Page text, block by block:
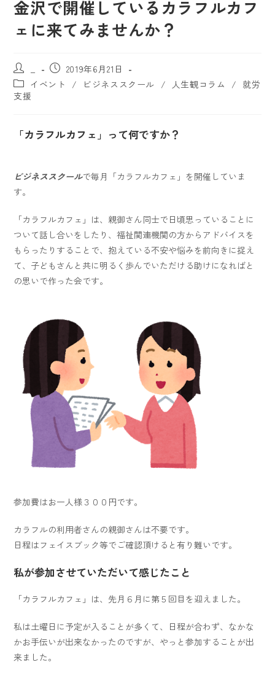
金沢で開催しているカラフルカフ
ェに来てみませんか？
2019年6月21日
イベント
/ ビジネススクール / 人生観コラム / 就労
支援
「カラフルカフェ」って何ですか？
ビジネススクールで毎月「カラフルカフェ」を開催していま
す。
「カラフルカフェ」は、親御さん同士で日頃思っていることに
ついて話し合いをしたり、福祉関連機関の方からアドバイスを
もらったりすることで、抱えている不安や悩みを前向きに捉え
て、子どもさんと共に明るく歩んでいただける助けになればと
の思いで作った会です。
参加費はお一人様３００円です。
カラフルの利用者さんの親御さんは不要です。
日程はフェイスブック等でご確認頂けると有り難いです。
私が参加させていただいて感じたこと
「カラフルカフェ」は、先月６月に第５回目を迎えました。
私は土曜日に予定が入ることが多くて、日程が合わず、なかな
かお手伝いが出来なかったのですが、やっと参加することが出
来ました。